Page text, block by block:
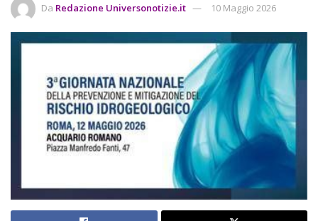
Da Redazione Universonotizie.it 10 Maggio 2026